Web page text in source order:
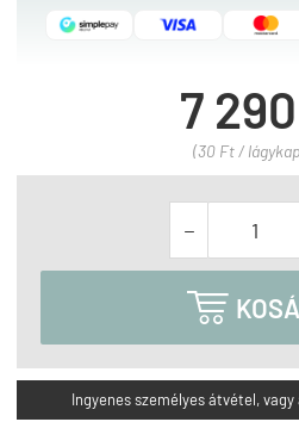
7
(30 Ft /


Ingyenes személyes átvétel,